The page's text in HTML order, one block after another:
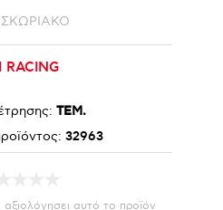
RACING
ΤΕΜ.
32963
αυτό το προϊόν